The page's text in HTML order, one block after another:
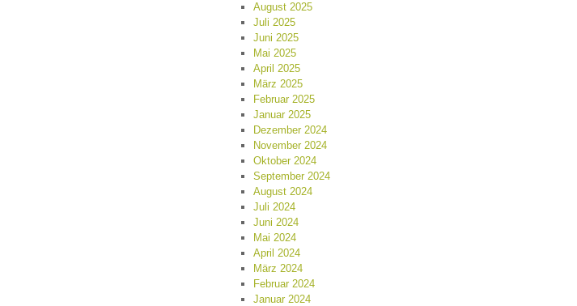
August 2025
Juli 2025
Juni 2025
Mai 2025
April 2025
März 2025
Februar 2025
Januar 2025
Dezember 2024
November 2024
Oktober 2024
September 2024
August 2024
Juli 2024
Juni 2024
Mai 2024
April 2024
März 2024
Februar 2024
Januar 2024